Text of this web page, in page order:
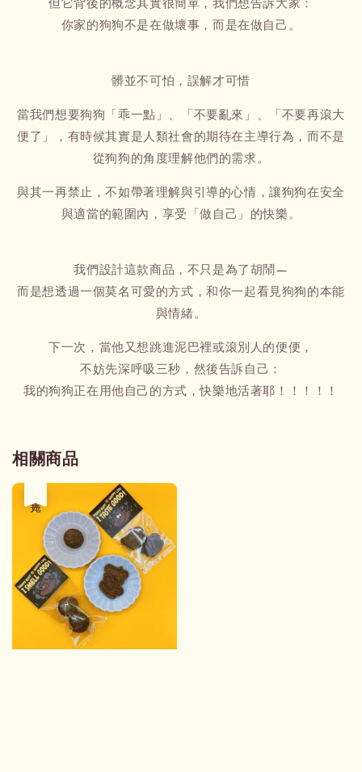
你家的狗狗不是在做壞事，而是在做自己。
髒並不可怕，誤解才可惜
當我們想要狗狗「乖一點」、「不要亂來」、「不要再滾大
便了」，有時候其實是人類社會的期待在主導行為，而不是
從狗狗的角度理解他們的需求。
與其一再禁止，不如帶著理解與引導的心情，讓狗狗在安全
與適當的範圍內，享受「做自己」的快樂。
我們設計這款商品，不只是為了胡鬧—
而是想透過一個莫名可愛的方式，和你一起看見狗狗的本能
與情緒。
下一次，當他又想跳進泥巴裡或滾別人的便便，
不妨先深呼吸三秒，然後告訴自己：
我的狗狗正在用他自己的方式，快樂地活著耶！！！！！
相關商品